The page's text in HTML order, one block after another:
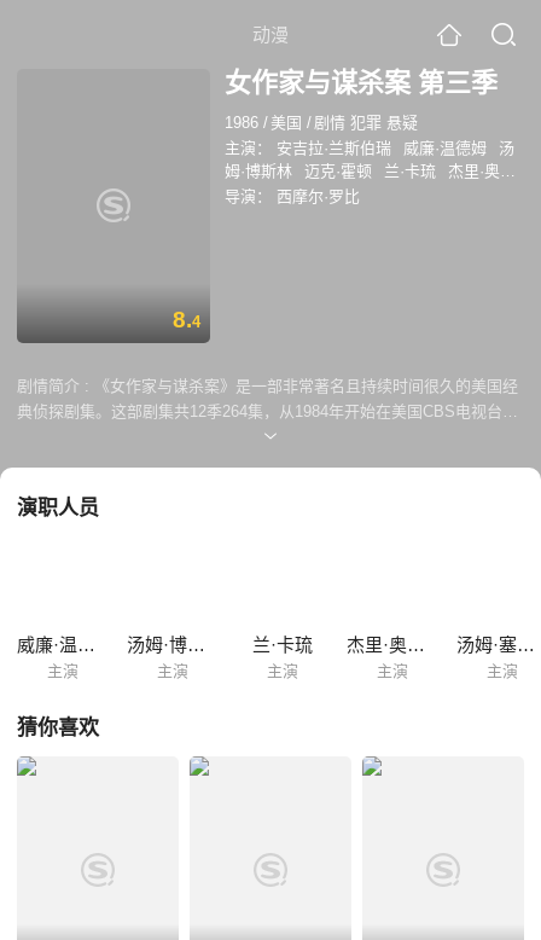
动漫
8.4
女作家与谋杀案 第三季
1986 / 美国 /剧情 犯罪 悬疑
主演：
安吉拉·兰斯伯瑞 威廉·温德姆
汤
姆·博斯林
迈克·霍顿 兰·卡琉
杰里·奥尔
巴赫
吉妮·弗朗西斯
导演： 西摩尔·罗比
剧情简介 :
《女作家与谋杀案》是一部非常著名且持续时间很久的美国经
典侦探剧集。这部剧集共12季264集，从1984年开始在美国CBS电视台一
直播放至1996年，之后又于1997年至2003年间陆续推出四部电视电影。
没有让成功冲昏头脑，拒绝了声望和金钱的诱惑，住在缅因州一个叫
后五分钟与之对峙，通过自己的推理指出对方的罪行。一部分凶手...
演职人员
威廉·温德姆
主演
汤姆·博斯林
主演
兰·卡琉
主演
杰里·奥尔巴赫
主演
汤姆·塞立克
主演
猜你喜欢